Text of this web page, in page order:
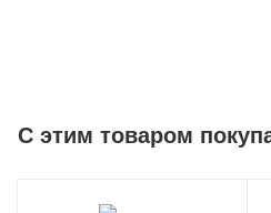
C этим товаром